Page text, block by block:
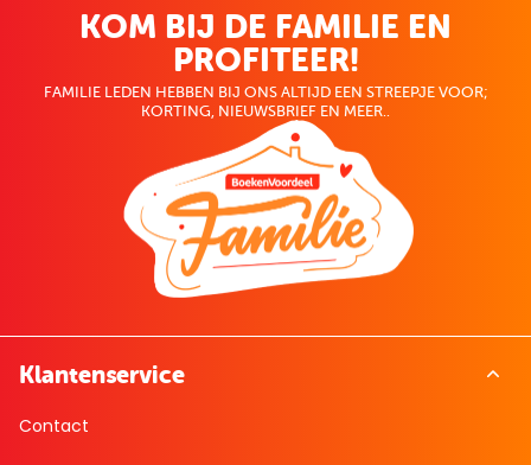
KOM BIJ DE FAMILIE EN
PROFITEER!
FAMILIE LEDEN HEBBEN BIJ ONS ALTIJD EEN STREEPJE VOOR;
KORTING, NIEUWSBRIEF EN MEER..
Klantenservice
Contact